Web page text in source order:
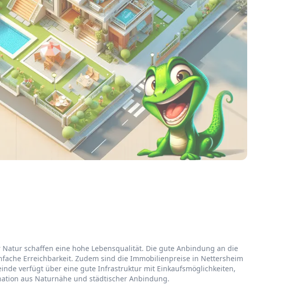
schaffen eine hohe Lebensqualität. Die gute Anbindung an die
Erreichbarkeit. Zudem sind die Immobilienpreise in Nettersheim
verfügt über eine gute Infrastruktur mit Einkaufsmöglichkeiten,
aus Naturnähe und städtischer Anbindung.